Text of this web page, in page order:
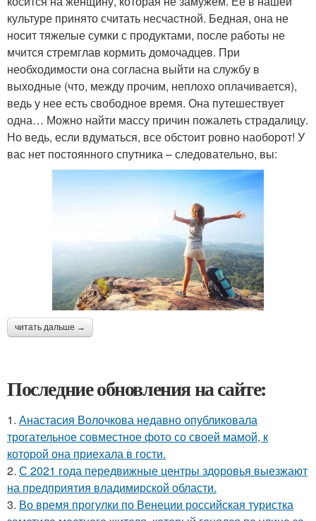
культуре принято считать несчастной. Бедная, она не
носит тяжелые сумки с продуктами, после работы не
мчится стремглав кормить домочадцев. При
необходимости она согласна выйти на службу в
выходные (что, между прочим, неплохо оплачивается),
ведь у нее есть свободное время. Она путешествует
одна… Можно найти массу причин пожалеть страдалицу.
Но ведь, если вдуматься, все обстоит ровно наоборот! У
вас нет постоянного спутника – следовательно, вы:
читать дальше →
Последние обновления на сайте:
1. Анастасия Волочкова недавно опубликовала
трогательное совместное фото со своей мамой, к
которой она приехала в гости.
2. С 2021 года передвижные центры здоровья выезжают
на предприятия владимирской области.
3. Во время прогулки по Венеции российская туристка